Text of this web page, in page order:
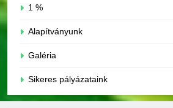
1 %
Alapítványunk
Galéria
Sikeres pályázataink